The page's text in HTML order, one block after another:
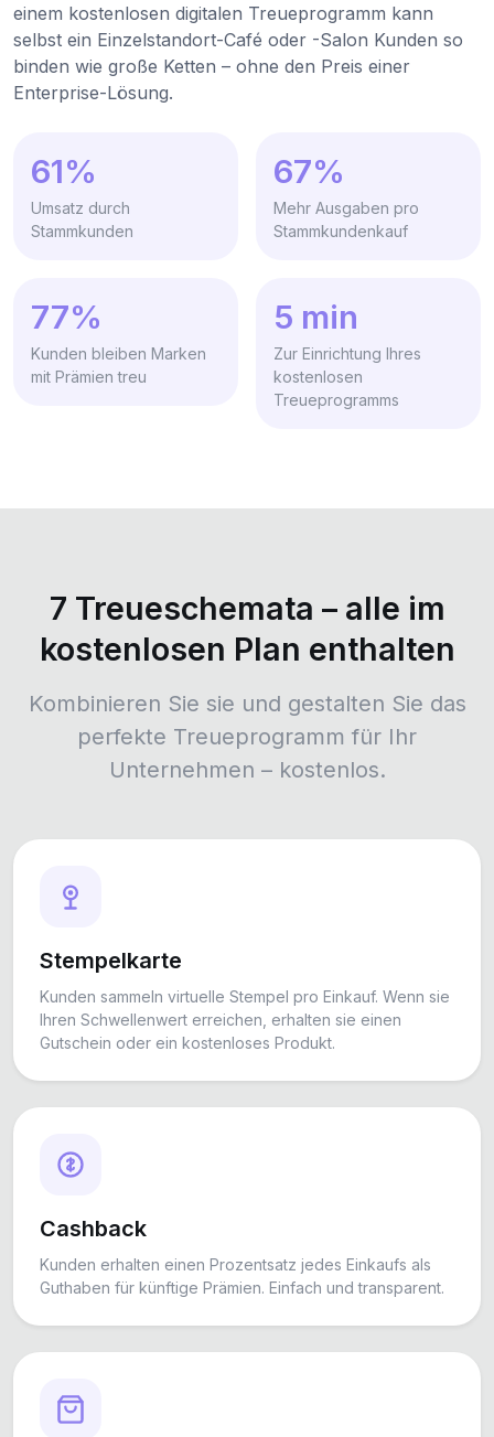
einem kostenlosen digitalen Treueprogramm kann
selbst ein Einzelstandort-Café oder -Salon Kunden so
binden wie große Ketten – ohne den Preis einer
Enterprise-Lösung.
61%
Umsatz durch
Stammkunden
67%
Mehr Ausgaben pro
Stammkundenkauf
77%
Kunden bleiben Marken
mit Prämien treu
5 min
Zur Einrichtung Ihres
kostenlosen
Treueprogramms
7 Treueschemata – alle im
kostenlosen Plan enthalten
Kombinieren Sie sie und gestalten Sie das
perfekte Treueprogramm für Ihr
Unternehmen – kostenlos.
Stempelkarte
Kunden sammeln virtuelle Stempel pro Einkauf. Wenn sie
Ihren Schwellenwert erreichen, erhalten sie einen
Gutschein oder ein kostenloses Produkt.
Cashback
Kunden erhalten einen Prozentsatz jedes Einkaufs als
Guthaben für künftige Prämien. Einfach und transparent.